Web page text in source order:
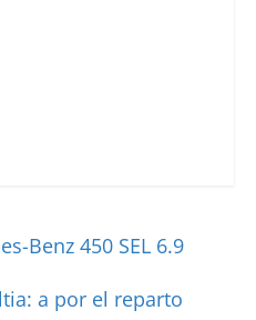
Benz 450 SEL 6.9
a por el reparto